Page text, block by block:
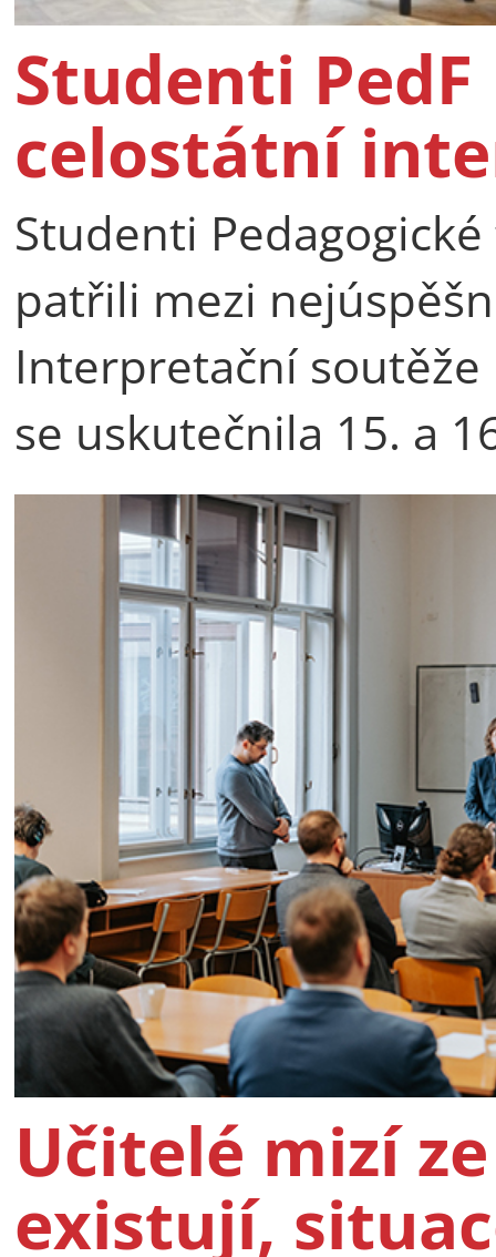
Studenti
celostátní
Studenti
patřili mezi
Interpretační
se uskutečnila 15. a
Učitelé mizí
existují,